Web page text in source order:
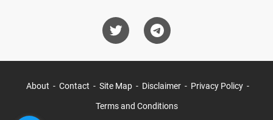
About Contact Site Map Disclaimer Privacy Policy
Terms and Conditions